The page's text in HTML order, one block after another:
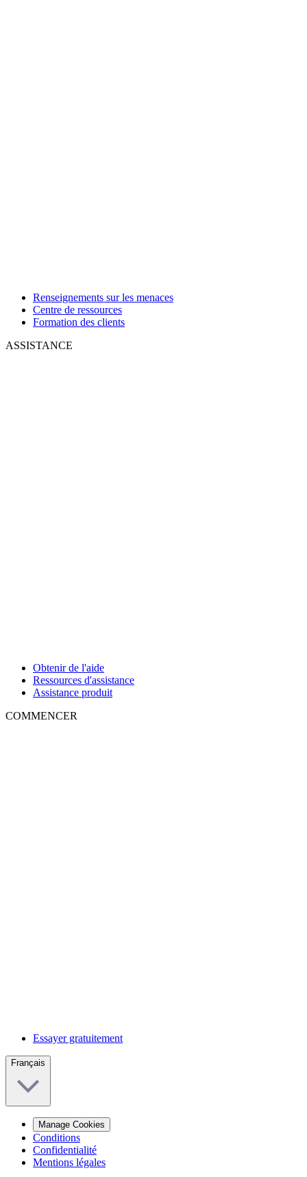
Renseignements sur les menaces
Centre de ressources
Formation des clients
ASSISTANCE
Obtenir de l'aide
Ressources d'assistance
Assistance produit
COMMENCER
Essayer gratuitement
Français
Manage Cookies
Conditions
Confidentialité
Mentions légales